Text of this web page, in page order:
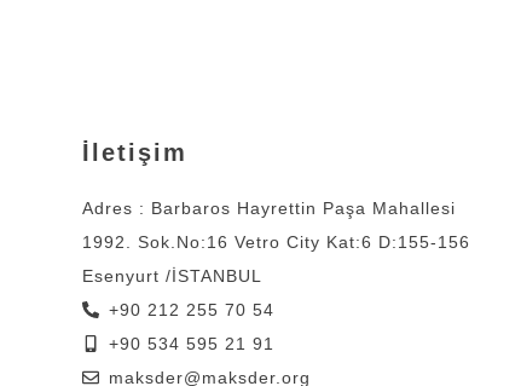
İletişim
Adres : Barbaros Hayrettin Paşa Mahallesi
1992. Sok.No:16 Vetro City Kat:6 D:155-156
Esenyurt /İSTANBUL
+90 212 255 70 54
+90 534 595 21 91
maksder@maksder.org